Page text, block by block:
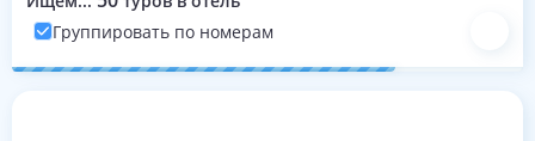
Группировать по номерам